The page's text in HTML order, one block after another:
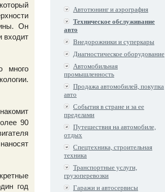
Он
входит
много
90
год
Автотюнинг и аэрография
Техническое обслуживание
авто
Внедорожники и суперкары
Диагностическое оборудование
Автомобильная
промышленность
Продажа автомобилей, покупка
авто
События в стране и за ее
пределами
Путешествия на автомобиле,
отдых
Спецтехника, строительная
техника
Транспортные услуги,
грузоперевозки
Гаражи и автосервисы